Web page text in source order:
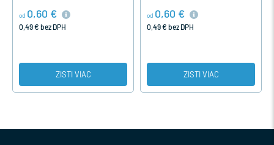
od 0,60 €
0,49 € bez DPH
ZISTI VIAC
od 0,60 €
0,49 € bez DPH
ZISTI VIAC